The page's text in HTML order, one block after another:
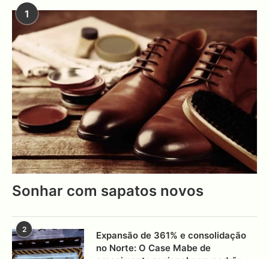
1
Sonhar com sapatos novos
2
Expansão de 361% e consolidação
no Norte: O Case Mabe de